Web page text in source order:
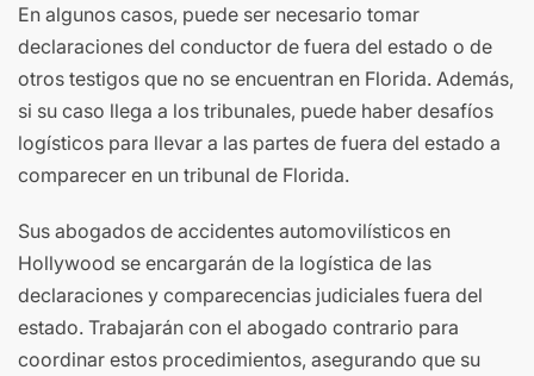
En algunos casos, puede ser necesario tomar
declaraciones del conductor de fuera del estado o de
otros testigos que no se encuentran en Florida. Además,
si su caso llega a los tribunales, puede haber desafíos
logísticos para llevar a las partes de fuera del estado a
comparecer en un tribunal de Florida.
Sus abogados de accidentes automovilísticos en
Hollywood se encargarán de la logística de las
declaraciones y comparecencias judiciales fuera del
estado. Trabajarán con el abogado contrario para
coordinar estos procedimientos, asegurando que su